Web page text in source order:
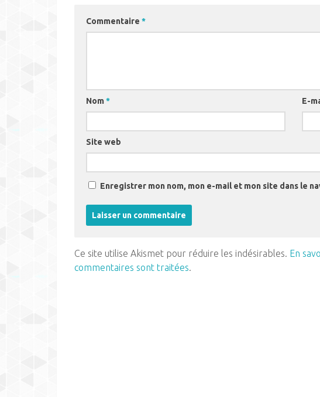
Commentaire *
Nom * E-
Site web
Enregistrer mon nom, mon e-mail et mon site dans le
Ce site utilise Akismet pour réduire les indésirables. En
commentaires sont traitées.